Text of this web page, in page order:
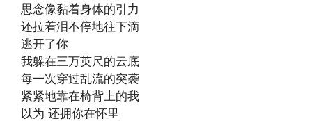
思念像黏着身体的引力
还拉着泪不停地往下滴
逃开了你
我躲在三万英尺的云底
每一次穿过乱流的突袭
紧紧地靠在椅背上的我
以为 还拥你在怀里